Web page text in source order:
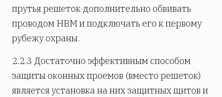
прутья решеток дополнительно обвивать
проводом НВМ и подключать его к первому
рубежу охраны.
2.2.3 Достаточно эффективным способом
защиты оконных проемов (вместо решеток)
является установка на них защитных щитов и